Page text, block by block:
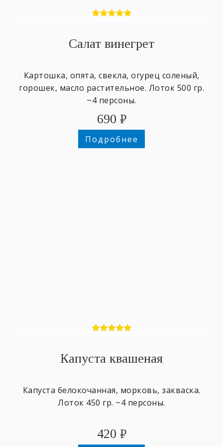
Салат винегрет
Картошка, опята, свекла, огурец соленый,
горошек, масло растительное. Лоток 500 гр.
~4 персоны.
690 ₽
Подробнее
Капуста квашеная
Капуста белокочанная, морковь, закваска.
Лоток 450 гр. ~4 персоны.
420 ₽